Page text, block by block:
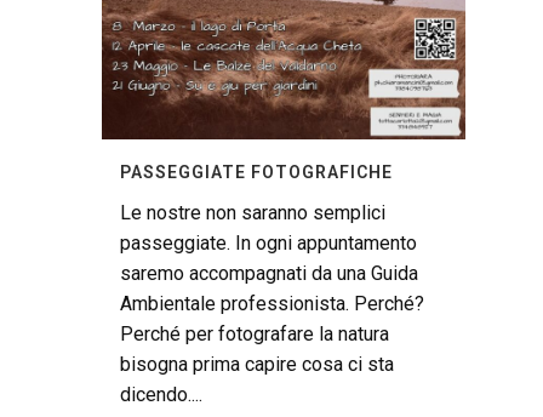
PASSEGGIATE FOTOGRAFICHE
Le nostre non saranno semplici
passeggiate. In ogni appuntamento
saremo accompagnati da una Guida
Ambientale professionista. Perché?
Perché per fotografare la natura
bisogna prima capire cosa ci sta
dicendo....